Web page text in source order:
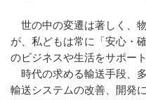
世の中の変遷は著しく、
が、私どもは常に「安心・
のビジネスや生活をサポー
時代の求める輸送手段、
輸送システムの改善、開発